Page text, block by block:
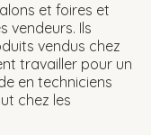
et foires et
vendeurs. Ils
vendus chez
travailler pour un
en techniciens
chez les